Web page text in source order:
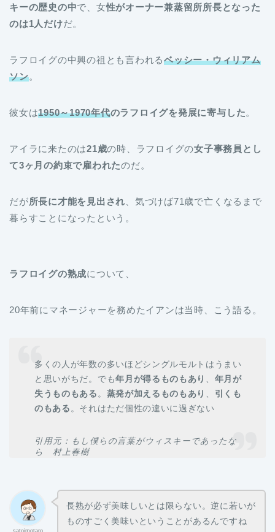
キーの歴史の中で、女性がオーナー兼蒸留所所長となった
のは1人だけだ。
ラフロイグの中興の祖とも言われるベッシー・ウィリアム
ソン。
彼女は1950～1970年代のラフロイグを発展に寄与した。
アイラに来たのは21歳の時、ラフロイグの女子事務員とし
て3ヶ月の約束で雇われたのだ。
だが所長に才能を見出され 、気づけば71歳で亡くなるまで
暮らすことになったという。
ラフロイグの熟成について、
20年前にマネージャーを務めたイアンは当時、こう語る。
多くの人が年数の多いほどシングルモルトはうまい
と思いがちだ。でも年月が得るものもあり 、 年月が
失うものもある 。 蒸発が加えるものもあり 、 引くも
のもある 。それはただ個性の違いに過ぎない
引用元：もし僕らの言葉がウィスキーであったな
ら 村上春樹
satoimotaro
長熟が必ず美味しいとは限らない。逆に若いが
ものすごく美味いということがあるんですね